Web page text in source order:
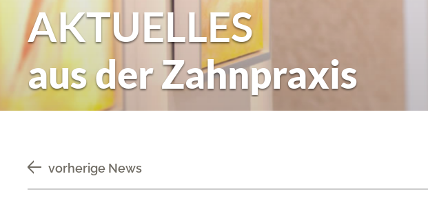
AKTUELLES
aus der Zahnpraxis
vorherige News